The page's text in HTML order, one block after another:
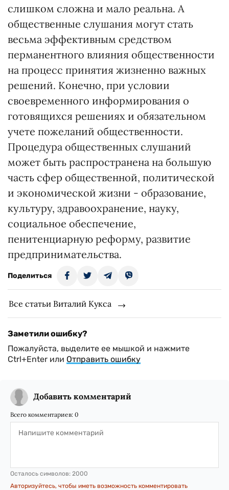
слишком сложна и мало реальна. А
общественные слушания могут стать
весьма эффективным средством
перманентного влияния общественности
на процесс принятия жизненно важных
решений. Конечно, при условии
своевременного информирования о
готовящихся решениях и обязательном
учете пожеланий общественности.
Процедура общественных слушаний
может быть распространена на большую
часть сфер общественной, политической
и экономической жизни - образование,
культуру, здравоохранение, науку,
социальное обеспечение,
пенитенциарную реформу, развитие
предпринимательства.
Поделиться
Все статьи Виталий Кукса
Заметили ошибку?
Пожалуйста, выделите ее мышкой и нажмите
Ctrl+Enter или Отправить ошибку
Добавить комментарий
Всего комментариев: 0
Осталось символов: 2000
Авторизуйтесь, чтобы иметь возможность комментировать